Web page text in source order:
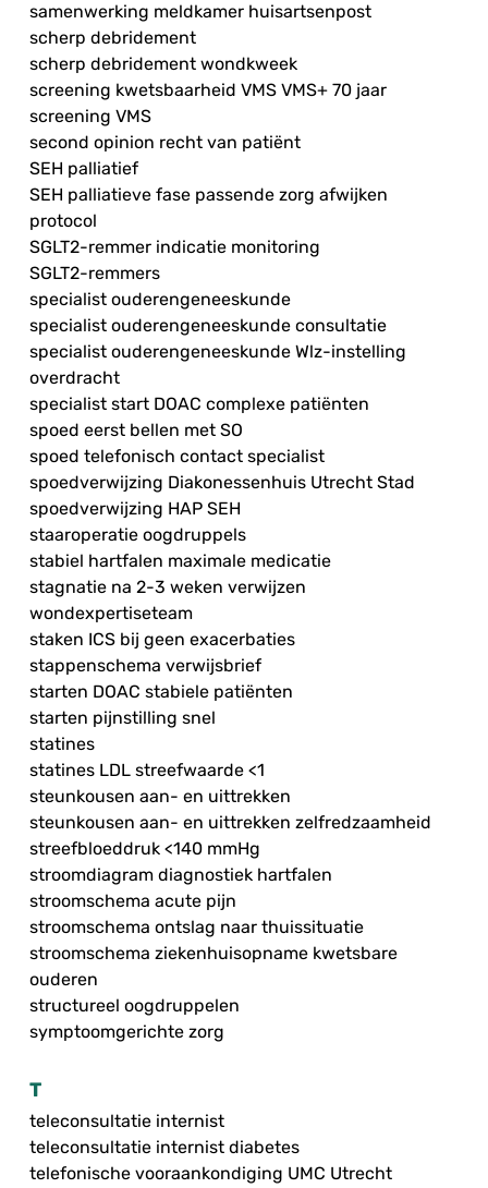
samenwerking meldkamer huisartsenpost
scherp debridement
scherp debridement wondkweek
screening kwetsbaarheid VMS VMS+ 70 jaar
screening VMS
second opinion recht van patiënt
SEH palliatief
SEH palliatieve fase passende zorg afwijken
protocol
SGLT2-remmer indicatie monitoring
SGLT2-remmers
specialist ouderengeneeskunde
specialist ouderengeneeskunde consultatie
specialist ouderengeneeskunde Wlz-instelling
overdracht
specialist start DOAC complexe patiënten
spoed eerst bellen met SO
spoed telefonisch contact specialist
spoedverwijzing Diakonessenhuis Utrecht Stad
spoedverwijzing HAP SEH
staaroperatie oogdruppels
stabiel hartfalen maximale medicatie
stagnatie na 2-3 weken verwijzen
wondexpertiseteam
staken ICS bij geen exacerbaties
stappenschema verwijsbrief
starten DOAC stabiele patiënten
starten pijnstilling snel
statines
statines LDL streefwaarde <1
steunkousen aan- en uittrekken
steunkousen aan- en uittrekken zelfredzaamheid
streefbloeddruk <140 mmHg
stroomdiagram diagnostiek hartfalen
stroomschema acute pijn
stroomschema ontslag naar thuissituatie
stroomschema ziekenhuisopname kwetsbare
ouderen
structureel oogdruppelen
symptoomgerichte zorg
T
teleconsultatie internist
teleconsultatie internist diabetes
telefonische vooraankondiging UMC Utrecht